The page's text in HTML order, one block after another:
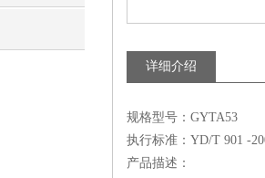
详细介绍
规格型号：GYTA53
执行标准：YD/T 901 -
产品描述：